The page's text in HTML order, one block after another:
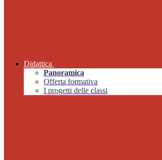
Didattica
Panoramica
Offerta formativa
I progetti delle classi